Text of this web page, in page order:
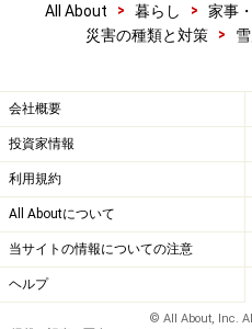
雪山の遭難、雪崩事故に遭
スキー場で地震を感じたらど
※記事内容は執筆時点のもので
い。
【編集部おすすめの購入サイト
All About > 暮らし > 家事
災害の種類と対策
>
会社概要
投資家情報
利用規約
All Aboutについて
当サイトの情報についての注意
ヘルプ
© All About, Inc.